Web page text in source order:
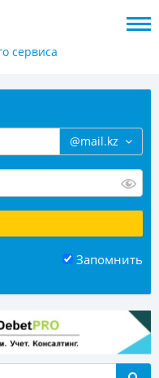
сервиса
@mail.kz
Запомнить